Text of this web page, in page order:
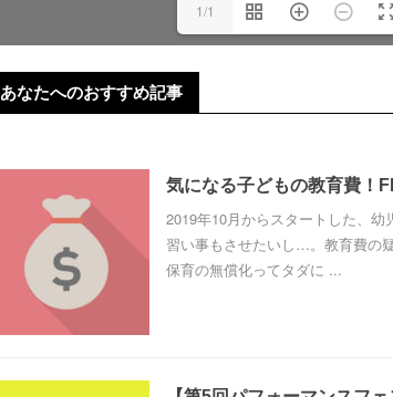
1/1
あなたへのおすすめ記事
気になる子どもの教育費！
2019年10月からスタートした、幼
習い事もさせたいし…。教育費の
保育の無償化ってタダに ...